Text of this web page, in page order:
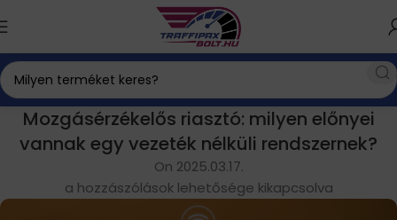
Mozgásérzékelős riasztó: milyen előnyei
vannak egy vezeték nélküli rendszernek?
On 2025.03.17.
a hozzászólások lehetősége kikapcsolva